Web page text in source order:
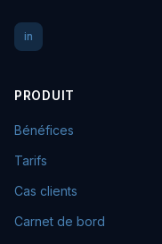
in
PRODUIT
Bénéfices
Tarifs
Cas clients
Carnet de bord